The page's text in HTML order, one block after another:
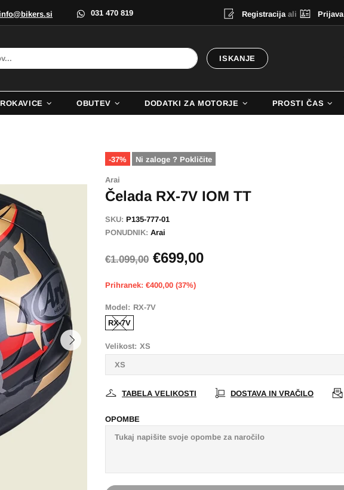
info@bikers.si 031 470 819 Registracija ali Prijava
ISKANJE
ROKAVICE OBUTEV DODATKI ZA MOTORJE PROSTI ČAS
-37% Ni zaloge ? Pokličite
Arai
Čelada RX-7V IOM TT
SKU: P135-777-01
PONUDNIK: Arai
€1.099,00 €699,00
Prihranek: €400,00 (37%)
Model: RX-7V
RX-7V
Velikost: XS
TABELA VELIKOSTI DOSTAVA IN VRAČILO
OPOMBE